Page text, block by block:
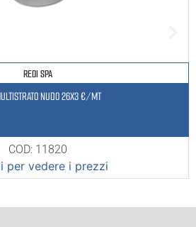
REDI SPA
NUDO 26X3 €/MT
COD: 11820
per vedere i prezzi